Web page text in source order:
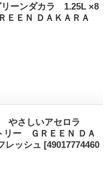
リーンダカラ 1.25L ×8
ＥＮ ＤＡＫＡＲＡ
やさしいアセロラ
ー ＧＲＥＥＮ ＤＡ
ッシュ [49017774460